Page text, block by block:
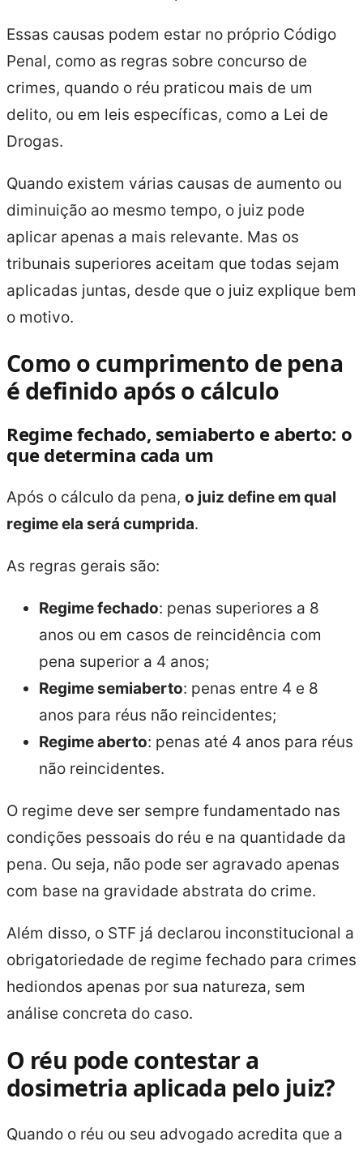
Essas causas podem estar no próprio Código
Penal, como as regras sobre concurso de
crimes, quando o réu praticou mais de um
delito, ou em leis específicas, como a Lei de
Drogas.
Quando existem várias causas de aumento ou
diminuição ao mesmo tempo, o juiz pode
aplicar apenas a mais relevante. Mas os
tribunais superiores aceitam que todas sejam
aplicadas juntas, desde que o juiz explique bem
o motivo.
Como o cumprimento de pena
é definido após o cálculo
Regime fechado, semiaberto e aberto: o
que determina cada um
Após o cálculo da pena, o juiz define em qual
regime ela será cumprida.
As regras gerais são:
Regime fechado: penas superiores a 8
anos ou em casos de reincidência com
pena superior a 4 anos;
Regime semiaberto: penas entre 4 e 8
anos para réus não reincidentes;
Regime aberto: penas até 4 anos para réus
não reincidentes.
O regime deve ser sempre fundamentado nas
condições pessoais do réu e na quantidade da
pena. Ou seja, não pode ser agravado apenas
com base na gravidade abstrata do crime.
Além disso, o STF já declarou inconstitucional a
obrigatoriedade de regime fechado para crimes
hediondos apenas por sua natureza, sem
análise concreta do caso.
O réu pode contestar a
dosimetria aplicada pelo juiz?
Quando o réu ou seu advogado acredita que a